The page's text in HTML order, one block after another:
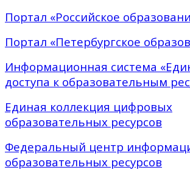
Портал «Российское
Портал «Петербургское
Информационная система
доступа к образовательным
Единая коллекция цифровых
образовательных ресурсов
Федеральный центр
образовательных ресурсов